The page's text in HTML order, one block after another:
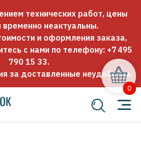
технических работ, цены
временно неактуальны.
и оформления заказа,
с нами по телефону: +7 495
790 15 33.
за доставленные неудобства.
0